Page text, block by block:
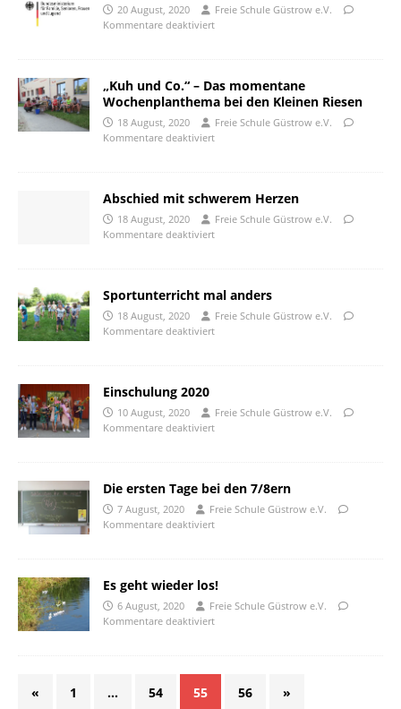
20 August, 2020
Freie Schule Güstrow e.V.
Kommentare deaktiviert
„Kuh und Co.“ – Das momentane
Wochenplanthema bei den Kleinen Riesen
18 August, 2020
Freie Schule Güstrow e.V.
Kommentare deaktiviert
Abschied mit schwerem Herzen
18 August, 2020
Freie Schule Güstrow e.V.
Kommentare deaktiviert
Sportunterricht mal anders
18 August, 2020
Freie Schule Güstrow e.V.
Kommentare deaktiviert
Einschulung 2020
10 August, 2020
Freie Schule Güstrow e.V.
Kommentare deaktiviert
Die ersten Tage bei den 7/8ern
7 August, 2020
Freie Schule Güstrow e.V.
Kommentare deaktiviert
Es geht wieder los!
6 August, 2020
Freie Schule Güstrow e.V.
Kommentare deaktiviert
« 1 … 54 55 56 »